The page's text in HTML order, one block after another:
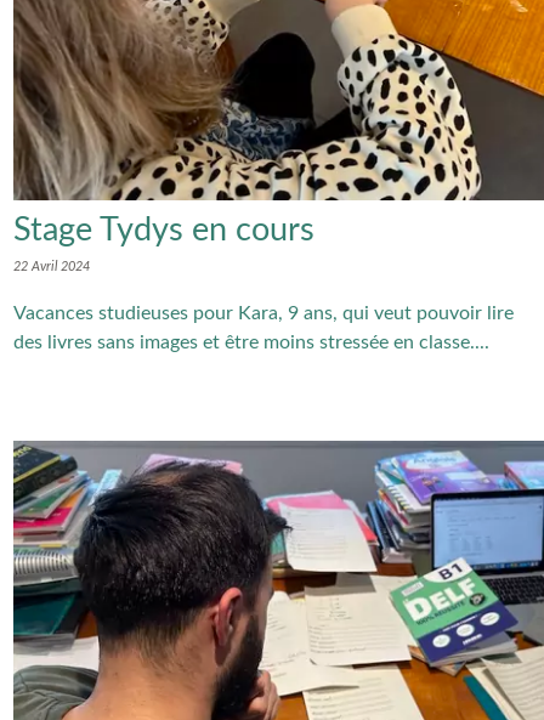
Stage Tydys en cours
22 Avril 2024
Vacances studieuses pour Kara, 9 ans, qui veut pouvoir lire
des livres sans images et être moins stressée en classe....